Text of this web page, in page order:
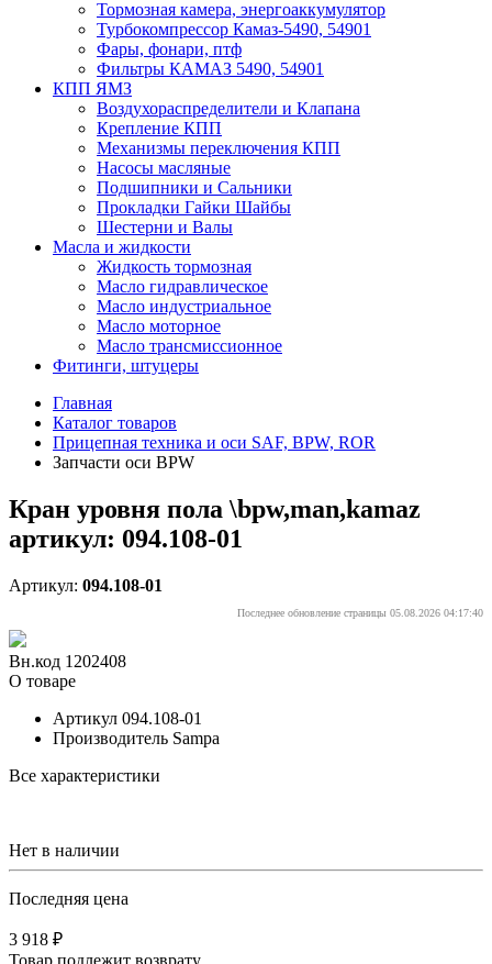
Тормозная камера, энергоаккумулятор
Турбокомпрессор Камаз-5490, 54901
Фары, фонари, птф
Фильтры КАМАЗ 5490, 54901
КПП ЯМЗ
Воздухораспределители и Клапана
Крепление КПП
Механизмы переключения КПП
Насосы масляные
Подшипники и Сальники
Прокладки Гайки Шайбы
Шестерни и Валы
Масла и жидкости
Жидкость тормозная
Масло гидравлическое
Масло индустриальное
Масло моторное
Масло трансмиссионное
Фитинги, штуцеры
Главная
Каталог товаров
Прицепная техника и оси SAF, BPW, ROR
Запчасти оси BPW
Кран уровня пола \bpw,man,kamaz
артикул: 094.108-01
Артикул: 094.108-01
Последнее обновление страницы 05.08.2026 04:17:40
Вн.код 1202408
О товаре
Артикул 094.108-01
Производитель Sampa
Все характеристики
Нет в наличии
Последняя цена
3 918 ₽
Товар подлежит возврату